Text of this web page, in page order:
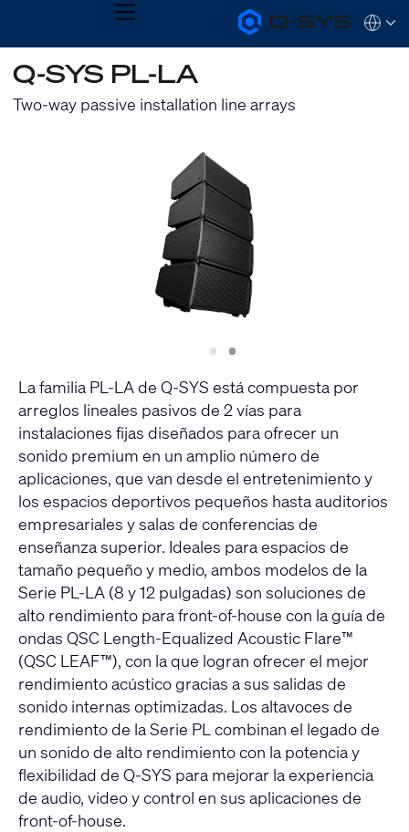
Q-
SYS
MENU
QSYS.com (English)
India (English)
Deutsch
Español
Q-SYS PL-LA
Two-way passive installation line arrays
Slide
1 Slide
2
La familia PL-LA de Q-SYS está compuesta por
arreglos lineales pasivos de 2 vías para
instalaciones fijas diseñados para ofrecer un
sonido premium en un amplio número de
aplicaciones, que van desde el entretenimiento y
los espacios deportivos pequeños hasta auditorios
empresariales y salas de conferencias de
enseñanza superior. Ideales para espacios de
tamaño pequeño y medio, ambos modelos de la
Serie PL-LA (8 y 12 pulgadas) son soluciones de
alto rendimiento para front-of-house con la guía de
ondas QSC Length-Equalized Acoustic Flare™
(QSC LEAF™), con la que logran ofrecer el mejor
rendimiento acústico gracias a sus salidas de
sonido internas optimizadas. Los altavoces de
rendimiento de la Serie PL combinan el legado de
un sonido de alto rendimiento con la potencia y
flexibilidad de Q-SYS para mejorar la experiencia
de audio, video y control en sus aplicaciones de
front-of-house.